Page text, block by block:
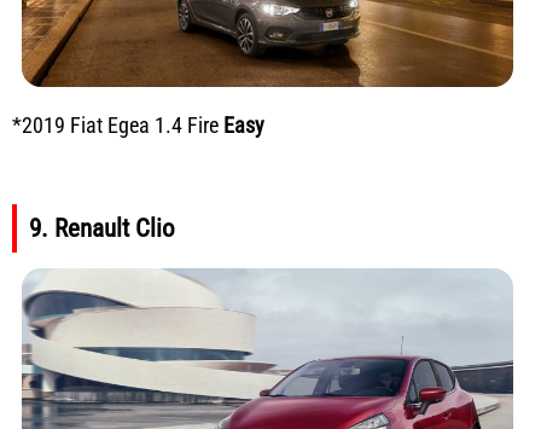
*2019 Fiat Egea 1.4 Fire Easy
9. Renault Clio